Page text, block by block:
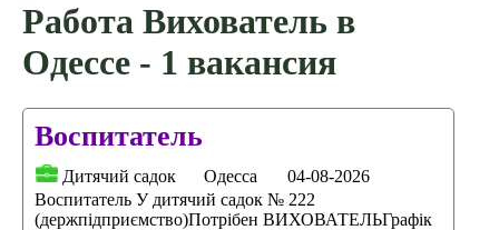
Работа Вихователь в
Одессе - 1 вакансия
Воспитатель
Дитячий садок Одесса
04-08-2026
Воспитатель У дитячий садок № 222
(держпідприємство)Потрібен ВИХОВАТЕЛЬГрафік